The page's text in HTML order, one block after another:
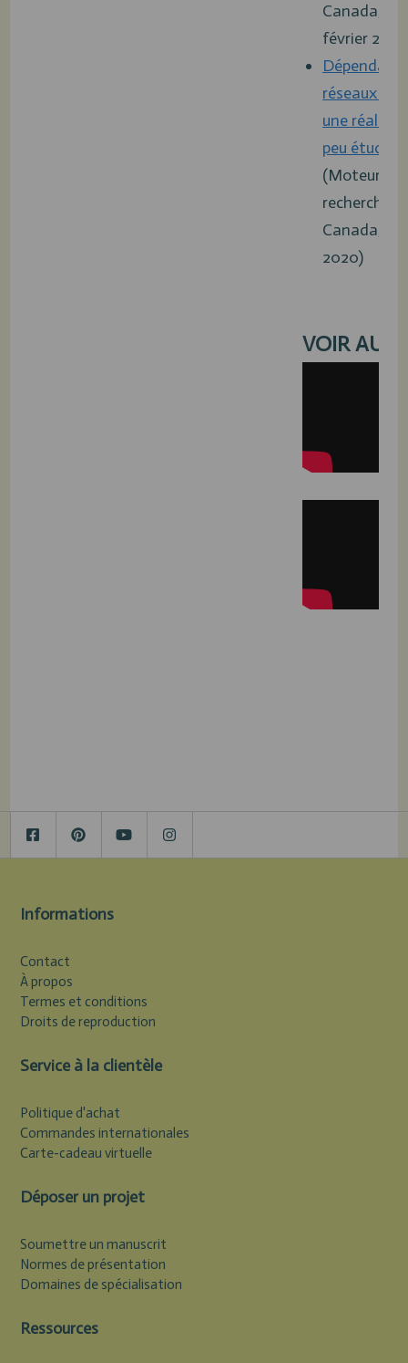
Canada, 10
février
réseaux
une réalité
peu étudiée
(Moteur de
recherche,
Canada, 4
2020)
VOIR
Informations
Contact
À propos
Termes et conditions
Droits de reproduction
Service à la clientèle
Politique d'achat
Commandes internationales
Carte-cadeau virtuelle
Déposer un projet
Soumettre un manuscrit
Normes de présentation
Domaines de spécialisation
Ressources